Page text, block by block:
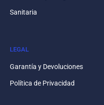
Sanitaria
LEGAL
Garantía y Devoluciones
Política de Privacidad